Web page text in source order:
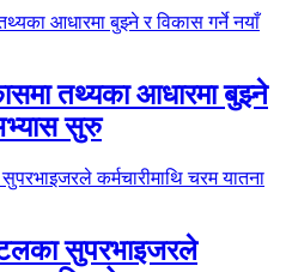
तथ्यका आधारमा बुझ्ने
सुरु
सुपरभाइजरले